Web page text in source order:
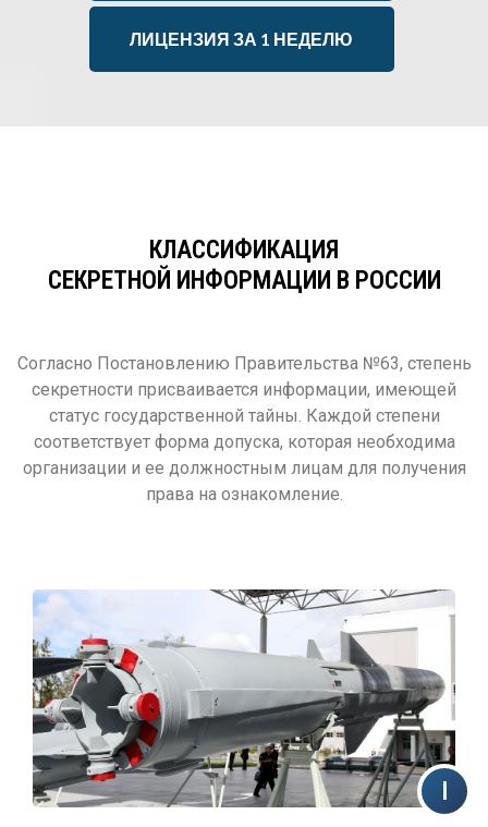
ЛИЦЕНЗИЯ ЗА 1 НЕДЕЛЮ
КЛАССИФИКАЦИЯ
СЕКРЕТНОЙ ИНФОРМАЦИИ В РОССИИ
Согласно Постановлению Правительства №63, степень
секретности присваивается информации, имеющей
статус государственной тайны. Каждой степени
соответствует форма допуска, которая необходима
организации и ее должностным лицам для получения
права на ознакомление.